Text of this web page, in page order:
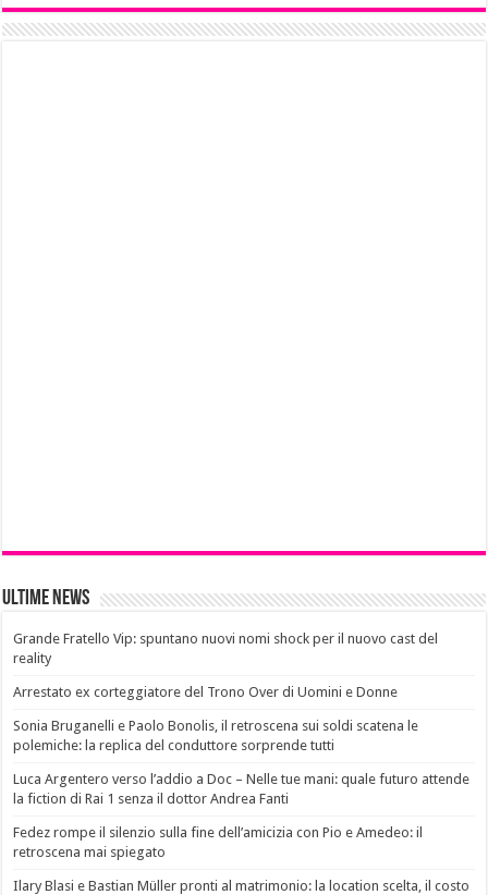
Ultime News
Grande Fratello Vip: spuntano nuovi nomi shock per il nuovo cast del
reality
Arrestato ex corteggiatore del Trono Over di Uomini e Donne
Sonia Bruganelli e Paolo Bonolis, il retroscena sui soldi scatena le
polemiche: la replica del conduttore sorprende tutti
Luca Argentero verso l’addio a Doc – Nelle tue mani: quale futuro attende
la fiction di Rai 1 senza il dottor Andrea Fanti
Fedez rompe il silenzio sulla fine dell’amicizia con Pio e Amedeo: il
retroscena mai spiegato
Ilary Blasi e Bastian Müller pronti al matrimonio: la location scelta, il costo